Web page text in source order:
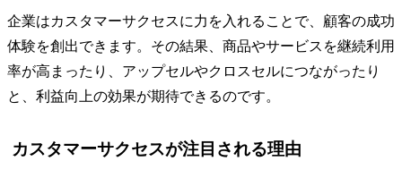
企業はカスタマーサクセスに力を入れることで、顧客の成功
体験を創出できます。その結果、商品やサービスを継続利用
率が高まったり、アップセルやクロスセルにつながったり
と、利益向上の効果が期待できるのです。
カスタマーサクセスが注目される理由